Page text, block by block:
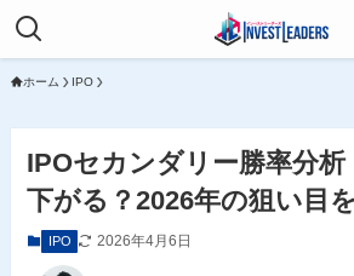
ホーム IPO
IPOセカンダリー勝率分析
下がる？2026年の狙い目
IPO 2026年4月6日